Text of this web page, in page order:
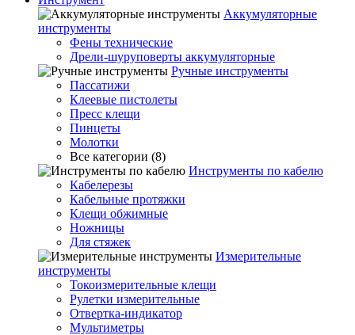
Аккумуляторные
инструменты
Фены технические
Дрели-шуруповерты аккумуляторные
Ручные инструменты
Пассатижи
Клеевые пистолеты
Пресс клещи
Пинцеты
Молотки
Все категории (8)
Инструменты по кабелю
Кабелерезы
Кабельные протяжки
Клещи обжимные
Ножницы
Для стяжек
Измерительные
инструменты
Токоизмерительные клещи
Рулетки измерительные
Отвертка-индикатор
Мультиметры